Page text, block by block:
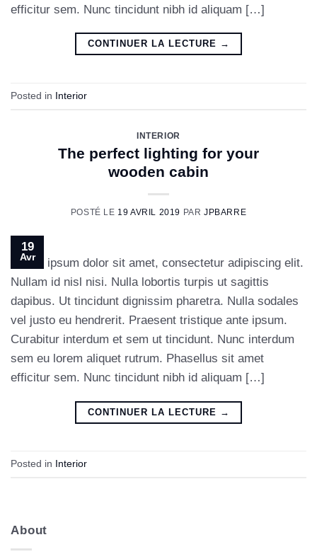
efficitur sem. Nunc tincidunt nibh id aliquam […]
CONTINUER LA LECTURE →
Posted in Interior
INTERIOR
The perfect lighting for your
wooden cabin
POSTÉ LE 19 AVRIL 2019 PAR JPBARRE
19
Avr
Lorem ipsum dolor sit amet, consectetur adipiscing elit.
Nullam id nisl nisi. Nulla lobortis turpis ut sagittis
dapibus. Ut tincidunt dignissim pharetra. Nulla sodales
vel justo eu hendrerit. Praesent tristique ante ipsum.
Curabitur interdum et sem ut tincidunt. Nunc interdum
sem eu lorem aliquet rutrum. Phasellus sit amet
efficitur sem. Nunc tincidunt nibh id aliquam […]
CONTINUER LA LECTURE →
Posted in Interior
About